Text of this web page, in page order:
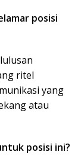
posisi
ritel
yang
atau
posisi ini?